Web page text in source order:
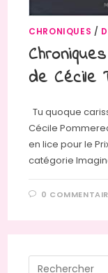
CHRONIQUES /
de Cécile
Tu quoque
Cécile
en lice pour le
catégorie
0